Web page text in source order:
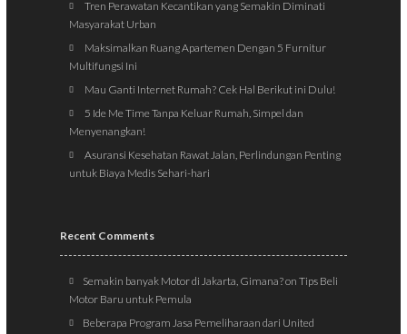
Tren Perawatan Kecantikan yang Semakin Diminati
Masyarakat Urban
Maksimalkan Ruang Apartemen Dengan 5 Furnitur
Multifungsi Ini
Mau Ganti Internet Rumah? Cek Hal Berikut ini Dulu!
5 Ide Me Time Tanpa Keluar Rumah, Simpel dan
Menyenangkan!
Asuransi Kesehatan Rawat Jalan, Perlindungan Penting
untuk Biaya Medis Sehari-hari
Recent Comments
Semakin banyak Motor di Jakarta, Gimana?onTips Beli
Motor Baru untuk Pemula
Beberapa Program Jasa Pemeliharaan dari United